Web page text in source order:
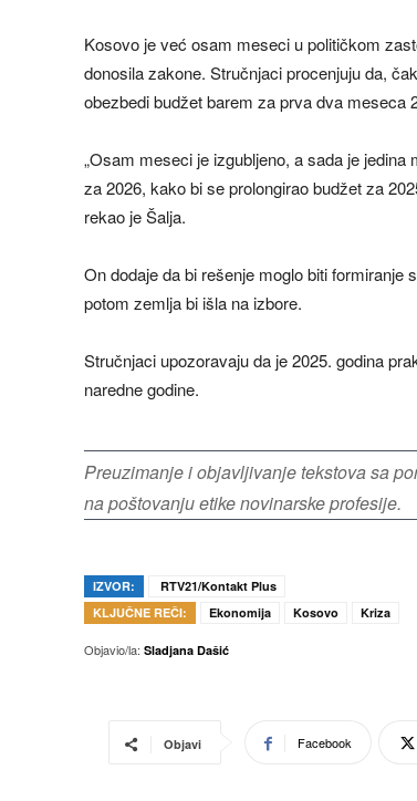
Kosovo je već osam meseci u političkom
donosila zakone. Stručnjaci procenjuju da,
obezbedi budžet barem za prva dva meseca
„Osam meseci je izgubljeno, a sada je
za 2026, kako bi se prolongirao budžet za
rekao je Šalja.
On dodaje da bi rešenje moglo biti
potom zemlja bi išla na izbore.
Stručnjaci upozoravaju da je 2025. godina
naredne godine.
Preuzimanje i objavljivanje tekstova sa
na poštovanju etike novinarske profesije.
IZVOR:
RTV21/Kontakt Plus
KLJUČNE REČI:
Ekonomija Kosovo Kriza
Objavio/la: Sladjana Dašić
Objavi Facebook